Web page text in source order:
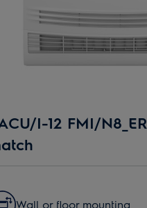
I-12 FMI/
Wall or floor mounting